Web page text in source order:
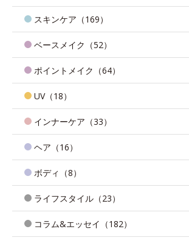
スキンケア（169）
ベースメイク（52）
ポイントメイク（64）
UV（18）
インナーケア（33）
ヘア（16）
ボディ（8）
ライフスタイル（23）
コラム&エッセイ（182）